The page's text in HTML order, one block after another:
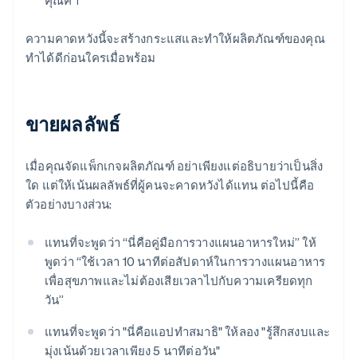
ความคาดหวังนี้จะสร้างกระแสและทำให้ผลิตภัณฑ์ของคุณ
ทำได้ดีก่อนใครเมื่อพร้อม
ขายผลลัพธ์
เมื่อคุณจัดแพ็กเกจผลิตภัณฑ์ อย่าเพียงแต่อธิบายว่าเป็นสิ่ง
ใด แต่ให้เน้นผลลัพธ์ที่ผู้คนจะคาดหวังได้แทน ต่อไปนี้คือ
ตัวอย่างบางส่วน:
แทนที่จะพูดว่า “นี่คือคู่มือการวางแผนอาหารใหม่” ให้
พูดว่า “ใช้เวลา 10 นาทีต่อสัปดาห์ในการวางแผนอาหาร
เพื่อสุขภาพและไม่ต้องเสียเวลาไปกับความเครียดทุก
วัน”
แทนที่จะพูดว่า "นี่คือแอปทําสมาธิ" ให้ลอง "รู้สึกสงบและ
มุ่งเน้นด้วยเวลาเพียง 5 นาทีต่อวัน"